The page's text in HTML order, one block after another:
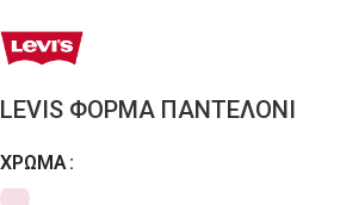
LEVIS ΦΟΡΜΑ ΠΑΝΤΕΛΟΝΙ
ΧΡΏΜΑ
Alternative: